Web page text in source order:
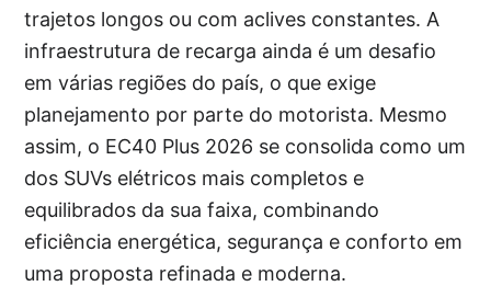
trajetos longos ou com aclives constantes. A
infraestrutura de recarga ainda é um desafio
em várias regiões do país, o que exige
planejamento por parte do motorista. Mesmo
assim, o EC40 Plus 2026 se consolida como um
dos SUVs elétricos mais completos e
equilibrados da sua faixa, combinando
eficiência energética, segurança e conforto em
uma proposta refinada e moderna.